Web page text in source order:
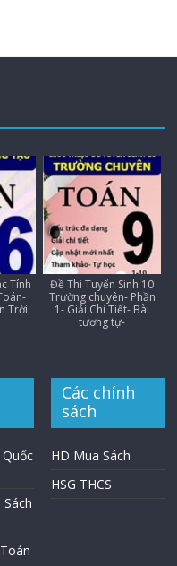
Tính
Trời
Đề Thi Tuyển Sinh 10
Trường chuyên- Phần
1- Giải Chi Tiết- Bài
tương tự-
Sách
Các chính
sách
HD Mua Sách
HSG THCS